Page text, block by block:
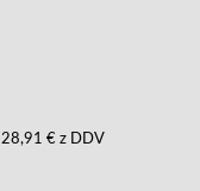
28,91 € z DDV